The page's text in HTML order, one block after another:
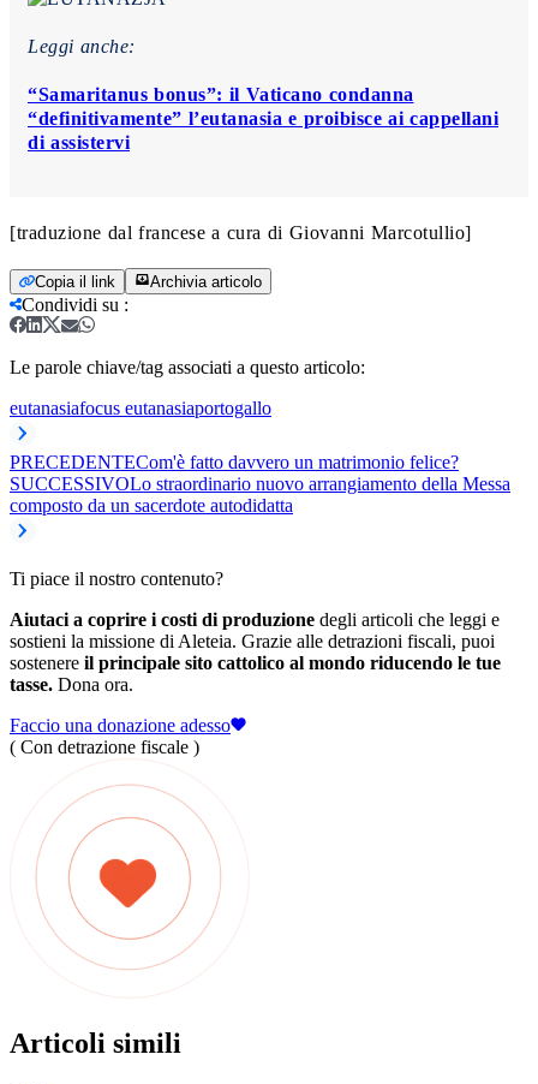
Leggi anche:
“Samaritanus bonus”: il Vaticano condanna
“definitivamente” l’eutanasia e proibisce ai cappellani
di assistervi
[traduzione dal francese a cura di Giovanni Marcotullio]
Copia il link Archivia articolo
Condividi su :
Le parole chiave/tag associati a questo articolo:
eutanasiafocus eutanasiaportogallo
PRECEDENTECom'è fatto davvero un matrimonio felice?
SUCCESSIVOLo straordinario nuovo arrangiamento della Messa
composto da un sacerdote autodidatta
Ti piace il nostro contenuto?
Aiutaci a coprire i costi di produzione degli articoli che leggi e
sostieni la missione di Aleteia. Grazie alle detrazioni fiscali, puoi
sostenere il principale sito cattolico al mondo riducendo le tue
tasse. Dona ora.
Faccio una donazione adesso
( Con detrazione fiscale )
Articoli simili